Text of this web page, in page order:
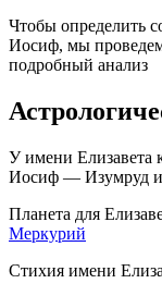
Чтобы определить
Иосиф, мы
подробный анализ
У имени Елизавета
Иосиф — Изумруд и
Планета для
Меркурий
Стихия имени